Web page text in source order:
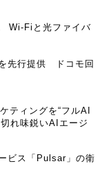
Wi-Fiと光ファイバ
先行提供 ドコモ回
ティングを“フルAI
れ味鋭いAIエージ
ビス「Pulsar」の衛